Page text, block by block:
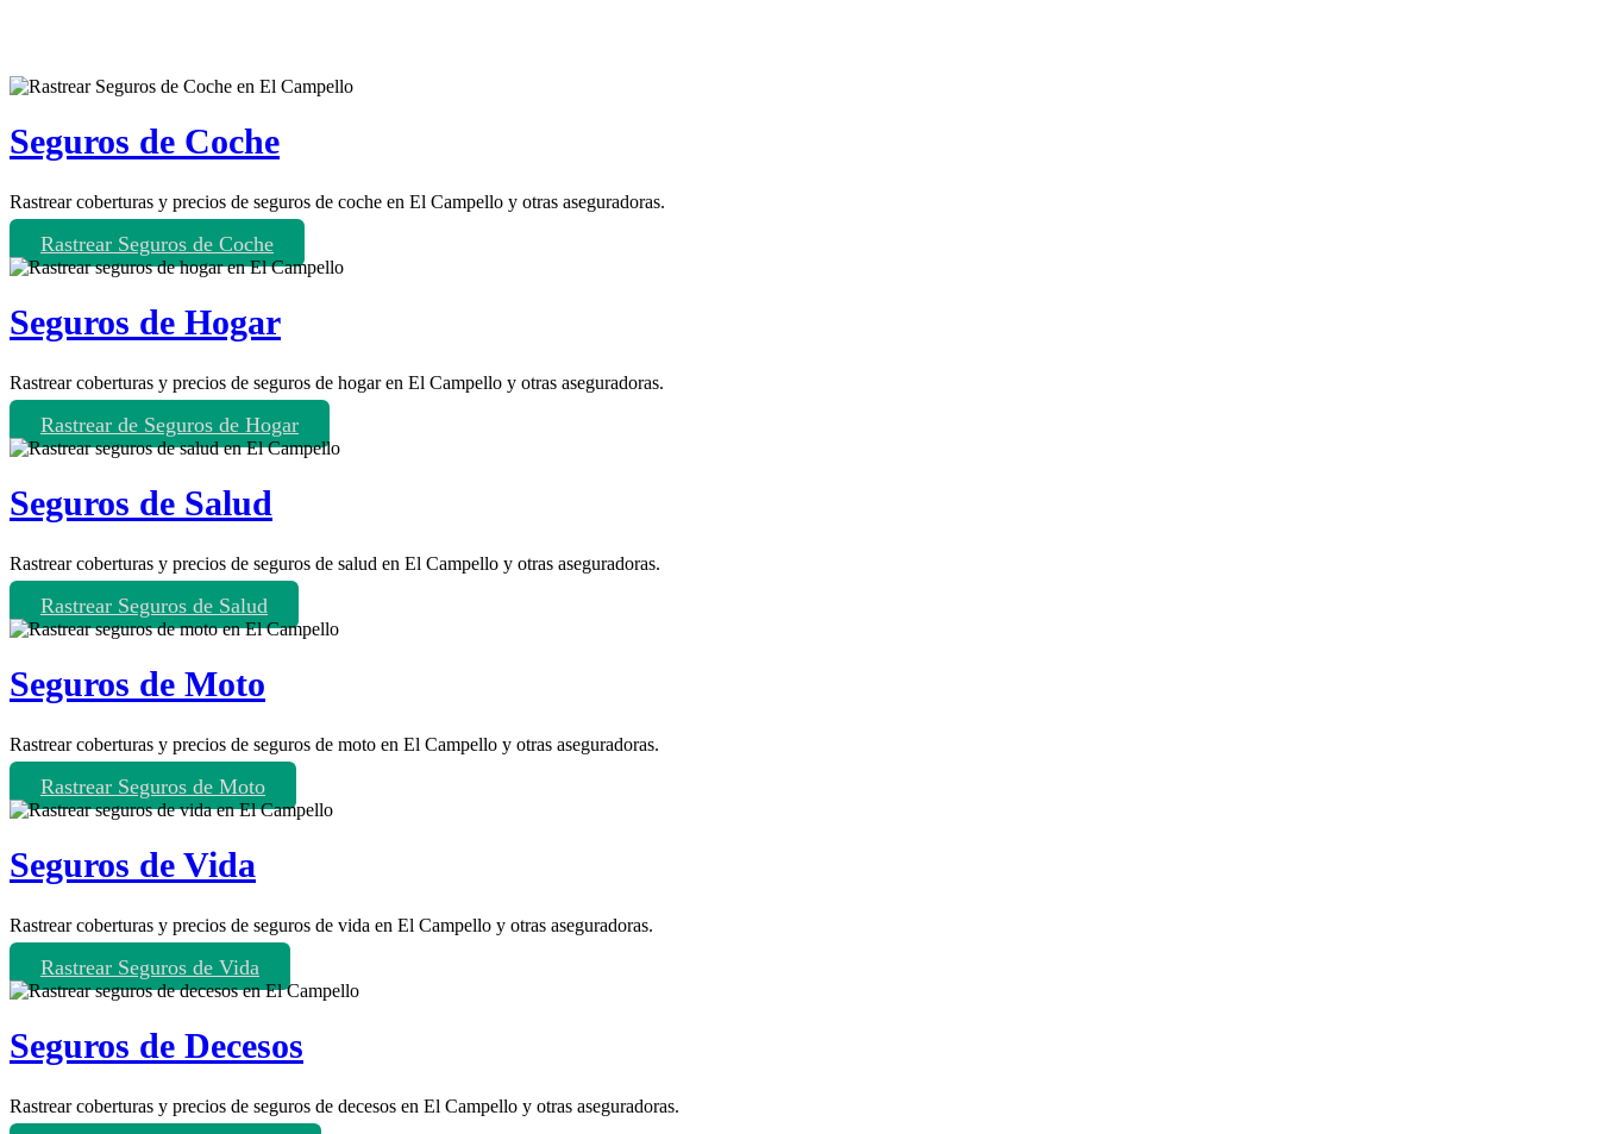
Seguros de Coche
Rastrear coberturas y precios de seguros de coche en El Campello y otras aseguradoras.
Rastrear Seguros de Coche
Seguros de Hogar
Rastrear coberturas y precios de seguros de hogar en El Campello y otras aseguradoras.
Rastrear de Seguros de Hogar
Seguros de Salud
Rastrear coberturas y precios de seguros de salud en El Campello y otras aseguradoras.
Rastrear Seguros de Salud
Seguros de Moto
Rastrear coberturas y precios de seguros de moto en El Campello y otras aseguradoras.
Rastrear Seguros de Moto
Seguros de Vida
Rastrear coberturas y precios de seguros de vida en El Campello y otras aseguradoras.
Rastrear Seguros de Vida
Seguros de Decesos
Rastrear coberturas y precios de seguros de decesos en El Campello y otras aseguradoras.